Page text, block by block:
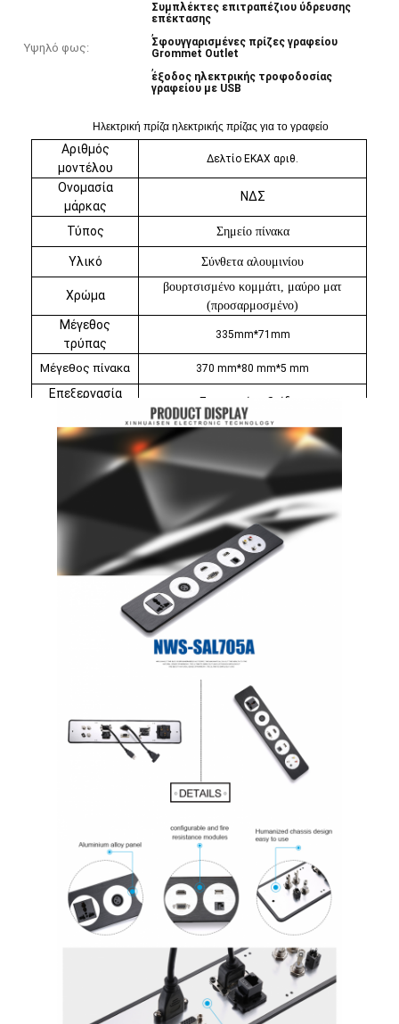
Προϊόντα
Σχετικά με εμάς
επαφή
Μιλήστε τώρα.
Διαδραστικοί πίνακες
Υψηλό φως:
Συμπλέκτες επιτραπέζιου ύδρευσης
επέκτασης
,
Σφουγγαρισμένες πρίζες γραφείου
Grommet Outlet
,
έξοδος ηλεκτρικής τροφοδοσίας
γραφείου με USB
Ηλεκτρική πρίζα ηλεκτρικής πρίζας για το γραφείο
Αριθμός
μοντέλου
Δελτίο ΕΚΑΧ αριθ.
Ονομασία
μάρκας
ΝΔΣ
Τύπος Σημείο πίνακα
Υλικό Σύνθετα αλουμινίου
Χρώμα
βουρτσισμένο κομμάτι, μαύρο ματ
(προσαρμοσμένο)
Μέγεθος
τρύπας
335mm*71mm
Μέγεθος πίνακα 370 mm*80 mm*5 mm
Επεξεργασία
Ευρωπαίο οξείδιο
Διαμόρφωση
Παγκόσμια παροχή ρεύματος*1,
διαδίκτυο *1,τηλεφώνημα *1, HDMI*1,
USB *1, VGA*1, 3.5
AUDIO*1(προσαρμοσμένο)